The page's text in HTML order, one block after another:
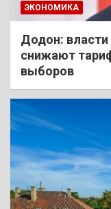
ЭКОНОМИКА
Додон:
снижают
выборов